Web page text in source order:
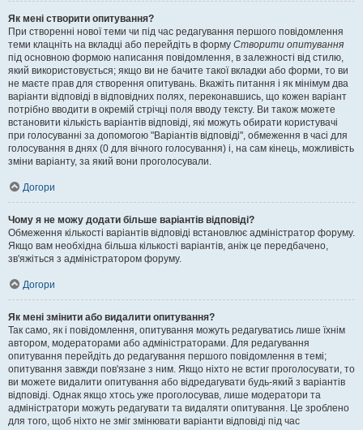
Як мені створити опитування?
При створенні нової теми чи під час редагування першого повідомлення
теми клацніть на вкладці або перейдіть в форму Створити опитування
під основною формою написання повідомлення, в залежності від стилю,
який використовується; якщо ви не бачите такої вкладки або форми, то ви
не маєте прав для створення опитувань. Вкажіть питання і як мінімум два
варіанти відповіді в відповідних полях, переконавшись, що кожен варіант
потрібно вводити в окремій стрічці поля вводу тексту. Ви також можете
встановити кількість варіантів відповіді, які можуть обирати користувачі
при голосуванні за допомогою "Варіантів відповіді", обмеження в часі для
голосування в днях (0 для вічного голосування) і, на сам кінець, можливість
зміни варіанту, за який вони проголосували.
Догори
Чому я не можу додати більше варіантів відповіді?
Обмеження кількості варіантів відповіді встановлює адміністратор форуму.
Якщо вам необхідна більша кількості варіантів, аніж це передбачено,
зв'яжіться з адміністратором форуму.
Догори
Як мені змінити або видалити опитування?
Так само, як і повідомлення, опитування можуть редагуватись лише їхнім
автором, модераторами або адміністраторами. Для редагування
опитування перейдіть до редагування першого повідомлення в темі;
опитування завжди пов'язане з ним. Якщо ніхто не встиг проголосувати, то
ви можете видалити опитування або відредагувати будь-який з варіантів
відповіді. Однак якщо хтось уже проголосував, лише модератори та
адміністратори можуть редагувати та видаляти опитування. Це зроблено
для того, щоб ніхто не зміг змінювати варіанти відповіді під час